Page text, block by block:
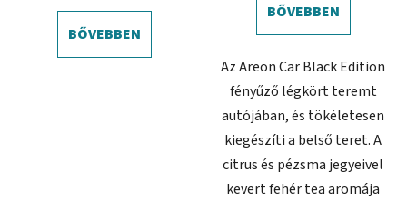
BŐVEBBEN
BŐVEBBEN
Az Areon Car Black Edition
fényűző légkört teremt
autójában, és tökéletesen
kiegészíti a belső teret. A
citrus és pézsma jegyeivel
kevert fehér tea aromája